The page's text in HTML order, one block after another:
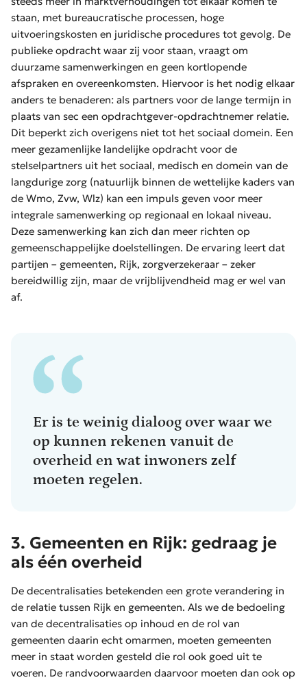
staan, met bureaucratische processen, hoge
uitvoeringskosten en juridische procedures tot gevolg. De
publieke opdracht waar zij voor staan, vraagt om
duurzame samenwerkingen en geen kortlopende
afspraken en overeenkomsten. Hiervoor is het nodig elkaar
anders te benaderen: als partners voor de lange termijn in
plaats van sec een opdrachtgever-opdrachtnemer relatie.
Dit beperkt zich overigens niet tot het sociaal domein. Een
meer gezamenlijke landelijke opdracht voor de
stelselpartners uit het sociaal, medisch en domein van de
langdurige zorg (natuurlijk binnen de wettelijke kaders van
de Wmo, Zvw, Wlz) kan een impuls geven voor meer
integrale samenwerking op regionaal en lokaal niveau.
Deze samenwerking kan zich dan meer richten op
gemeenschappelijke doelstellingen. De ervaring leert dat
partijen – gemeenten, Rijk, zorgverzekeraar – zeker
bereidwillig zijn, maar de vrijblijvendheid mag er wel van
af.
Er is te weinig dialoog over waar we
op kunnen rekenen vanuit de
overheid en wat inwoners zelf
moeten regelen.
3. Gemeenten en Rijk: gedraag je
als één overheid
De decentralisaties betekenden een grote verandering in
de relatie tussen Rijk en gemeenten. Als we de bedoeling
van de decentralisaties op inhoud en de rol van
gemeenten daarin echt omarmen, moeten gemeenten
meer in staat worden gesteld die rol ook goed uit te
voeren. De randvoorwaarden daarvoor moeten dan ook op